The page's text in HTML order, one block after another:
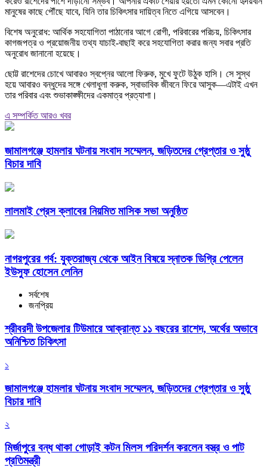
মানুষের কাছে পৌঁছে যাবে, যিনি তার চিকিৎসার দায়িত্ব নিতে এগিয়ে আসবেন।
বিশেষ অনুরোধ: আর্থিক সহযোগিতা পাঠানোর আগে রোগী, পরিবারের পরিচয়, চিকিৎসার
কাগজপত্র ও প্রয়োজনীয় তথ্য যাচাই-বাছাই করে সহযোগিতা করার জন্য সবার প্রতি
অনুরোধ জানানো হয়েছে।
ছোট্ট রাশেদের চোখে আবারও স্বপ্নের আলো ফিরুক, মুখে ফুটে উঠুক হাসি। সে সুস্থ
হয়ে আবারও বন্ধুদের সঙ্গে খেলাধুলা করুক, স্বাভাবিক জীবনে ফিরে আসুক—এটাই এখন
তার পরিবার এবং শুভাকাঙ্ক্ষীদের একমাত্র প্রত্যাশা।
এ সম্পর্কিত আরও খবর
জামালগঞ্জে হামলার ঘটনায় সংবাদ সম্মেলন, জড়িতদের গ্রেপ্তার ও সুষ্ঠু
বিচার দাবি
লালমাই প্রেস ক্লাবের নিয়মিত মাসিক সভা অনুষ্ঠিত
নাগরপুরের গর্ব: যুক্তরাজ্য থেকে আইন বিষয়ে স্নাতক ডিগ্রি পেলেন
ইউসুফ হোসেন লেনিন
সর্বশেষ
জনপ্রিয়
শ্রীবরদী উপজেলার টিউমারে আক্রান্ত ১১ বছরের রাশেদ, অর্থের অভাবে
অনিশ্চিত চিকিৎসা
১
জামালগঞ্জে হামলার ঘটনায় সংবাদ সম্মেলন, জড়িতদের গ্রেপ্তার ও সুষ্ঠু
বিচার দাবি
২
মির্জাপুরে বন্ধ থাকা গোড়াই কটন মিলস পরিদর্শন করলেন বস্ত্র ও পাট
প্রতিমন্ত্রী